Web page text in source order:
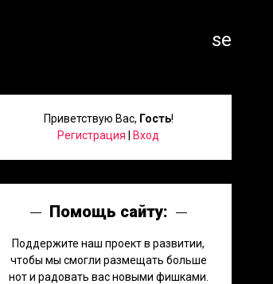
search
Приветствую Вас, Гость!
Регистрация
Вход
Помощь сайту:
Поддержите наш проект в развитии,
чтобы мы смогли размещать больше
нот и радовать вас новыми фишками.